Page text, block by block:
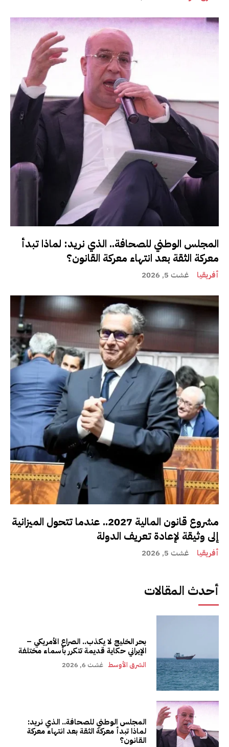
المجلس الوطني للصحافة.. الذي نريد: لماذا تبدأ
معركة الثقة بعد انتهاء معركة القانون؟
أفريقيا غشت 5, 2026
مشروع قانون المالية 2027.. عندما تتحول الميزانية
إلى وثيقة لإعادة تعريف الدولة
أفريقيا غشت 5, 2026
أحدث المقالات
بحر الخليج لا يكذب.. الصراع الأمريكي –
الإيراني حكاية قديمة تتكرر بأسماء مختلفة
الشرق الأوسط غشت 6, 2026
المجلس الوطني للصحافة.. الذي نريد:
لماذا تبدأ معركة الثقة بعد انتهاء معركة
القانون؟